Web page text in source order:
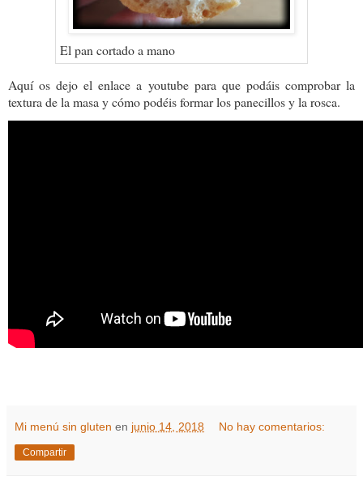
El pan cortado a mano
Aquí os dejo el enlace a youtube para que podáis comprobar la
textura de la masa y cómo podéis formar los panecillos y la rosca.
Mi menú sin gluten en junio 14, 2018 No hay comentarios:
Compartir